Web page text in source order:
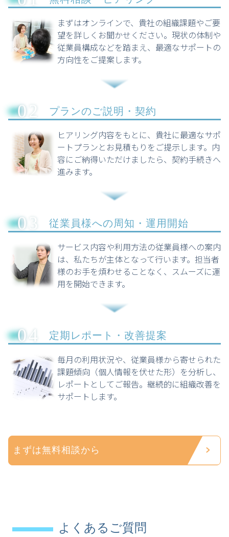
まずはオンラインで、貴社の組織課題やご要
望を詳しくお聞かせください。現状の体制や
従業員構成などを踏まえ、最適なサポートの
方向性をご提案します。
02 プランのご説明・契約
ヒアリング内容をもとに、貴社に最適なサポ
ートプランとお見積もりをご提示します。内
容にご納得いただけましたら、契約手続きへ
進みます。
03 従業員様への周知・運用開始
サービス内容や利用方法の従業員様への案内
は、私たちが主体となって行います。担当者
様のお手を煩わせることなく、スムーズに運
用を開始できます。
04 定期レポート・改善提案
毎月の利用状況や、従業員様から寄せられた
課題傾向（個人情報を伏せた形）を分析し、
レポートとしてご報告。継続的に組織改善を
サポートします。
まずは無料相談から
よくあるご質問